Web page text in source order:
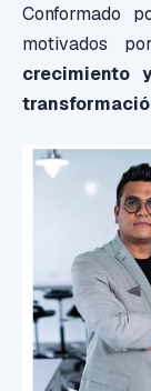
Conformado
motivados
crecimiento